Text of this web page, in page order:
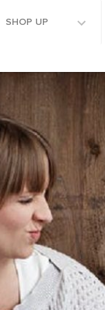
SHOP UP